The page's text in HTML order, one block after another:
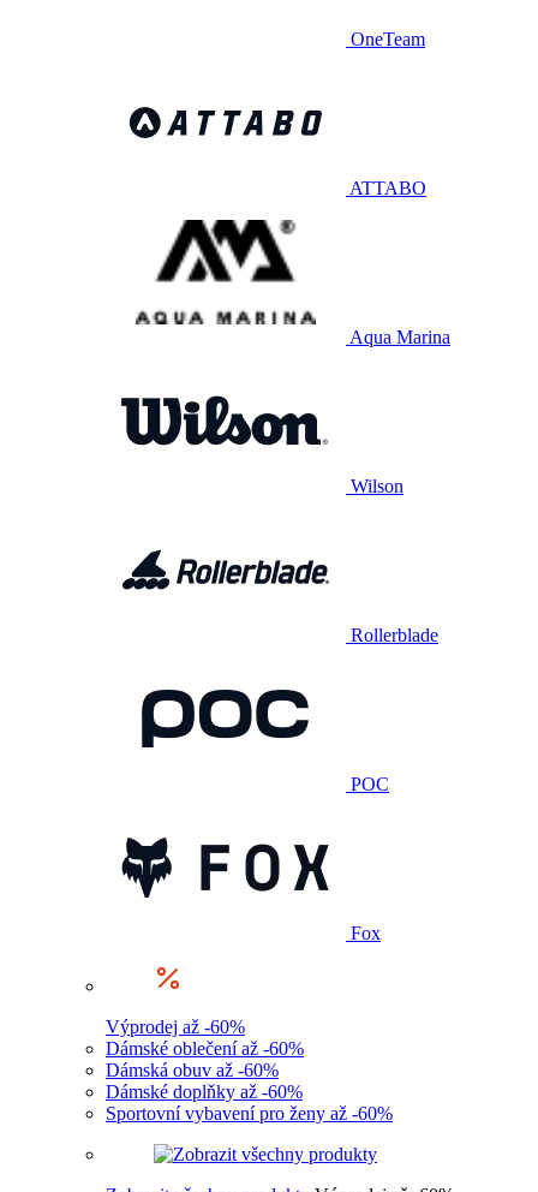
OneTeam
ATTABO
Aqua Marina
Wilson
Rollerblade
POC
Fox
Výprodej až -60%
Dámské oblečení až -60%
Dámská obuv až -60%
Dámské doplňky až -60%
Sportovní vybavení pro ženy až -60%